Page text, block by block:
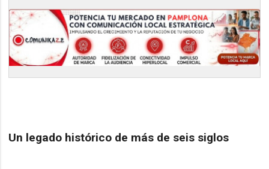
Un legado histórico de más de seis siglos